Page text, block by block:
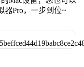
器Pro，一步到位~